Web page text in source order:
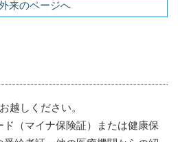
来のページへ
越しください。
（マイナ保険証）または健康保